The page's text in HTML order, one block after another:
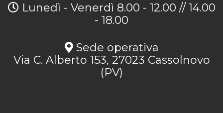
Lunedì - Venerdì 8.00 - 12.00 // 14.00
- 18.00
Sede operativa
Via C. Alberto 153, 27023 Cassolnovo
(PV)